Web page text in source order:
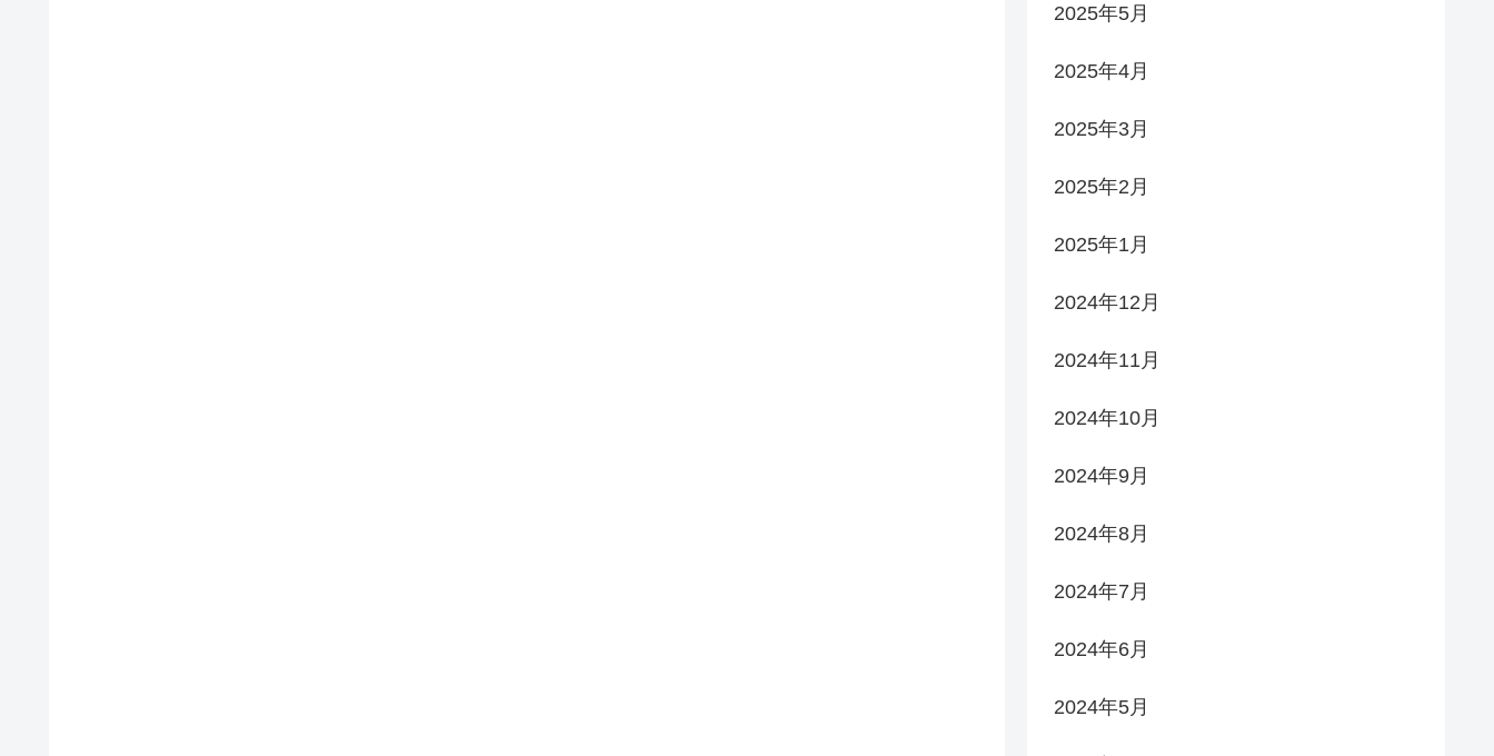
2025年5月
2025年4月
2025年3月
2025年2月
2025年1月
2024年12月
2024年11月
2024年10月
2024年9月
2024年8月
2024年7月
2024年6月
2024年5月